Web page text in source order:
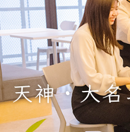
天神・大